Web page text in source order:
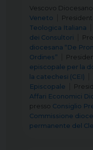
Vescovo Diocesano
Veneto
Teologica Italiana
dei Consultori
diocesana “De
Ordines”
episcopale per la
la catechesi (CEI)
Episcopale
Affari Economici
presso Consiglio
Commissione
permanente del